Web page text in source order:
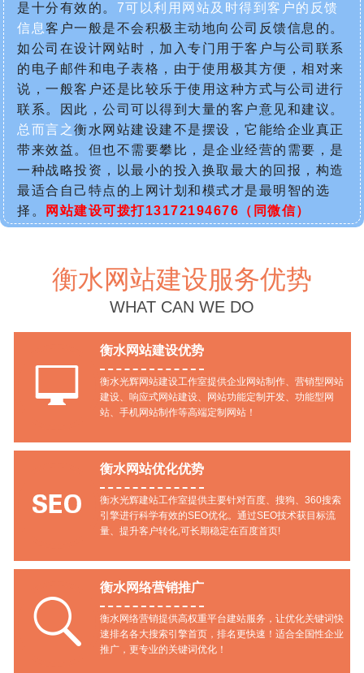
是十分有效的。 7可以利用网站及时得到客户的反馈
信息客户一般是不会积极主动地向公司反馈信息的。
如公司在设计网站时，加入专门用于客户与公司联系
的电子邮件和电子表格，由于使用极其方便，相对来
说，一般客户还是比较乐于使用这种方式与公司进行
联系。因此，公司可以得到大量的客户意见和建议。
总而言之 衡水网站建设建不是摆设，它能给企业真正
带来效益。但也不需要攀比，是企业经营的需要，是
一种战略投资，以最小的投入换取最大的回报，构造
最适合自己特点的上网计划和模式才是最明智的选
择。
网站建设可拨打13172194676（同微信）
衡水网站建设服务优势
WHAT CAN WE DO

衡水网站建设优势
衡水光辉网站建设工作室提供企业网站制作、营销型网站
建设、响应式网站建设、网站功能定制开发、功能型网
站、手机网站制作等高端定制网站！

衡水网站优化优势
衡水光辉建站工作室提供主要针对百度、搜狗、360搜索
引擎进行科学有效的SEO优化。通过SEO技术获目标流
量、提升客户转化,可长期稳定在百度首页!

衡水网络营销推广
衡水网络营销提供高权重平台建站服务，让优化关键词快
速排名各大搜索引擎首页，排名更快速！适合全国性企业
推广，更专业的关键词优化！